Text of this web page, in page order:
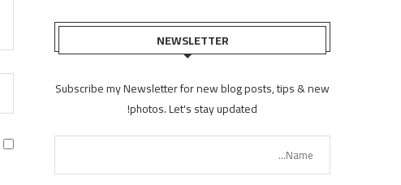
NEWSLETTER
Subscribe my Newsletter for new blog posts, tips & new
photos. Let's stay updated!